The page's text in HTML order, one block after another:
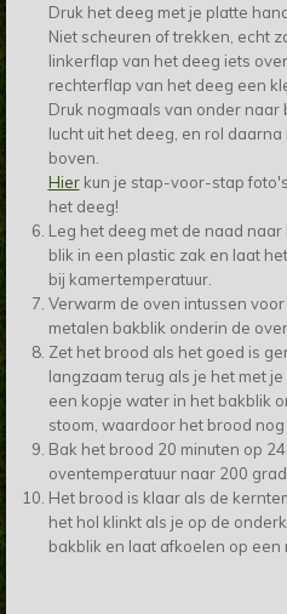
Druk het deeg met je platte
Niet scheuren of trekken, echt
linkerflap van het deeg iets
rechterflap van het deeg een
Druk nogmaals van onder naar
lucht uit het deeg, en rol
boven.
Hierkun je stap-voor-stap
het deeg!
Leg het deeg met de naad
blik in een plastic zak en laat
bij kamertemperatuur.
Verwarm de oven intussen
metalen bakblik onderin de
Zet het brood als het goed is
langzaam terug als je het met
een kopje water in het bakblik
stoom, waardoor het brood nog
Bak het brood 20 minuten op
oventemperatuur naar 200
Het brood is klaar als de
het hol klinkt als je op de
bakblik en laat afkoelen op een